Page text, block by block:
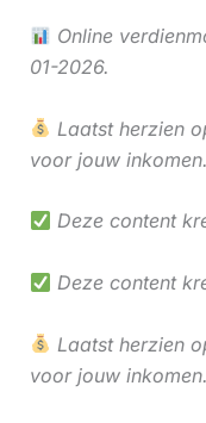
Online
01-2026.
Laatst herzien
voor jouw inkomen.
Deze content
Deze content
Laatst herzien
voor jouw inkomen.